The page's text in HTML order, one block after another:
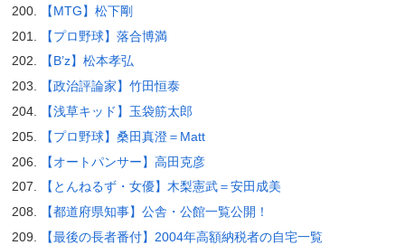
【MTG】松下剛
【プロ野球】落合博満
【B’z】松本孝弘
【政治評論家】竹田恒泰
【浅草キッド】玉袋筋太郎
【プロ野球】桑田真澄＝Matt
【オートパンサー】高田克彦
【とんねるず・女優】木梨憲武＝安田成美
【都道府県知事】公舎・公館一覧公開！
【最後の長者番付】2004年高額納税者の自宅一覧